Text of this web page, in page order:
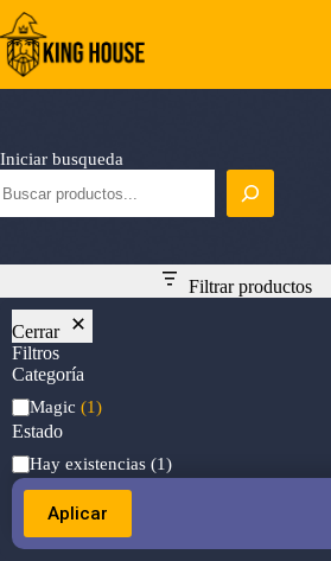
Saltar
al
contenido
Iniciar busqueda
Filtrar productos
Cerrar
Filtros
Categoría
Categoría
Magic (1)
Estado
Estado
Hay existencias (1)
Aplicar